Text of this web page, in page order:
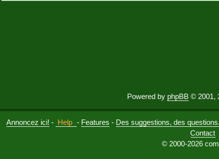
Powered by phpBB © 2001,
Annoncez ici! - Help - Features - Des suggestions, des
Contact
© 2000-2026